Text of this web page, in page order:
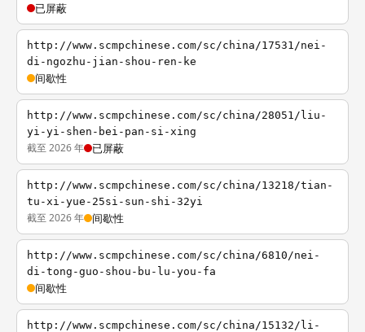
已屏蔽
http://www.scmpchinese.com/sc/china/17531/nei-
di-ngozhu-jian-shou-ren-ke
间歇性
http://www.scmpchinese.com/sc/china/28051/liu-
yi-yi-shen-bei-pan-si-xing
截至 2026 年 已屏蔽
http://www.scmpchinese.com/sc/china/13218/tian-
tu-xi-yue-25si-sun-shi-32yi
截至 2026 年 间歇性
http://www.scmpchinese.com/sc/china/6810/nei-
di-tong-guo-shou-bu-lu-you-fa
间歇性
http://www.scmpchinese.com/sc/china/15132/li-